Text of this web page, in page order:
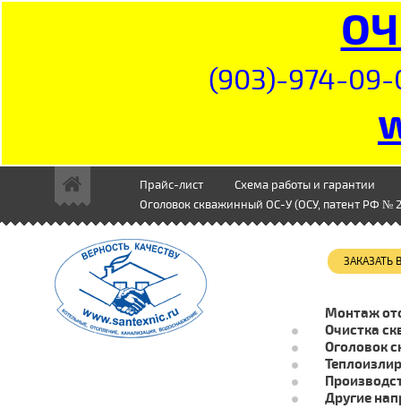
(903)-974-09-
Прайс-лист
Схема работы и гарантии
Оголовок скважинный ОС-У (ОСУ, патент РФ №
Монтаж
Очистка
Оголовок
Другие